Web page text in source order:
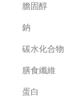
膽固醇
鈉
碳水化合物
膳食纖維
蛋白